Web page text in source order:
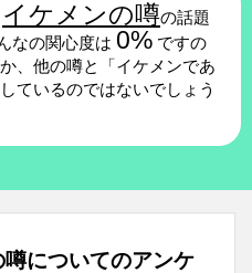
イケメンの噂の話題
なの関心度は 0% ですの
、他の噂と「イケメンであ
ているのではないでしょう
についてのアンケ